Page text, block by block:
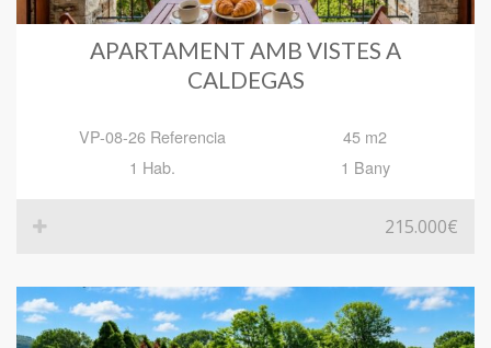
APARTAMENT AMB VISTES A
CALDEGAS
VP-08-26 Referencia
45 m2
1 Hab.
1 Bany
215.000€